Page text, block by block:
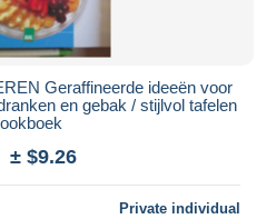
Geraffineerde ideeën voor
en gebak / stijlvol tafelen
± $9.26
Private individual